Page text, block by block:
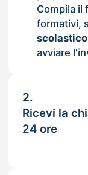
Compila il
formativi,
scolastico
avviare
2.
Ricevi la
24 ore